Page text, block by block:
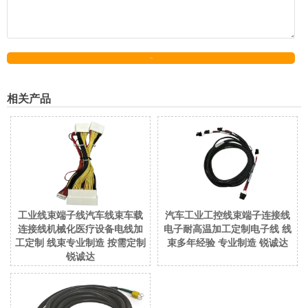
相关产品
工业线束端子线汽车线束车载
连接线机械化医疗设备电线加
工定制 线束专业制造 按需定制
锐诚达
汽车工业工控线束端子连接线
电子耐高温加工定制电子线 线
束多年经验 专业制造 锐诚达